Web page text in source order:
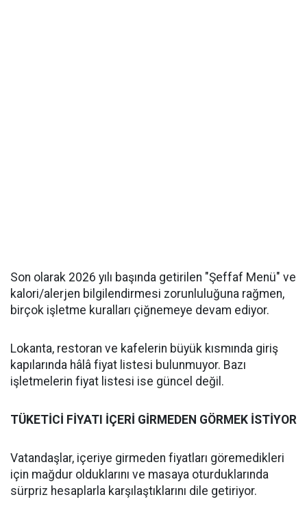
Son olarak 2026 yılı başında getirilen "Şeffaf Menü" ve
kalori/alerjen bilgilendirmesi zorunluluğuna rağmen,
birçok işletme kuralları çiğnemeye devam ediyor.
Lokanta, restoran ve kafelerin büyük kısmında giriş
kapılarında hâlâ fiyat listesi bulunmuyor. Bazı
işletmelerin fiyat listesi ise güncel değil.
TÜKETİCİ FİYATI İÇERİ GİRMEDEN GÖRMEK İSTİYOR
Vatandaşlar, içeriye girmeden fiyatları göremedikleri
için mağdur olduklarını ve masaya oturduklarında
sürpriz hesaplarla karşılaştıklarını dile getiriyor.